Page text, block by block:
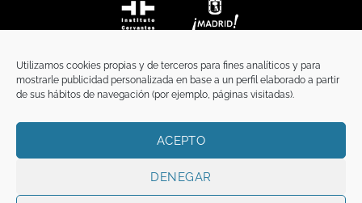
Utilizamos cookies propias y de terceros para fines analíticos y para
mostrarle publicidad personalizada en base a un perfil elaborado a partir
de sus hábitos de navegación (por ejemplo, páginas visitadas).
ACEPTO
DENEGAR
TÉRMINOS Y CONDICIONES
Copyright 2026 ©FunciFUNCI es titular de los derechos de propiedad